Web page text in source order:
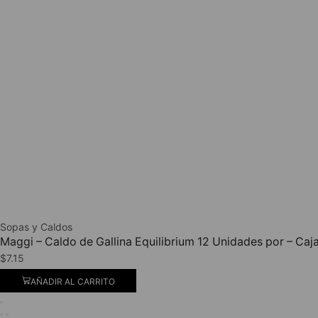
Sopas y Caldos
Maggi – Caldo de Gallina Equilibrium 12 Unidades por –
$7.15
AÑADIR AL CARRITO